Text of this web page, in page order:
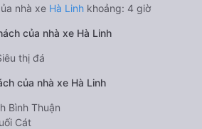
nhà xe Hà Linh khoảng: 4 giờ
của nhà xe Hà Linh
thị đá
của nhà xe Hà Linh
Bình Thuận
Cát